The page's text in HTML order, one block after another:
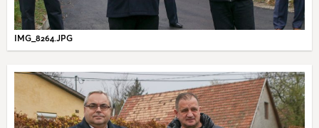
IMG_8264.JPG